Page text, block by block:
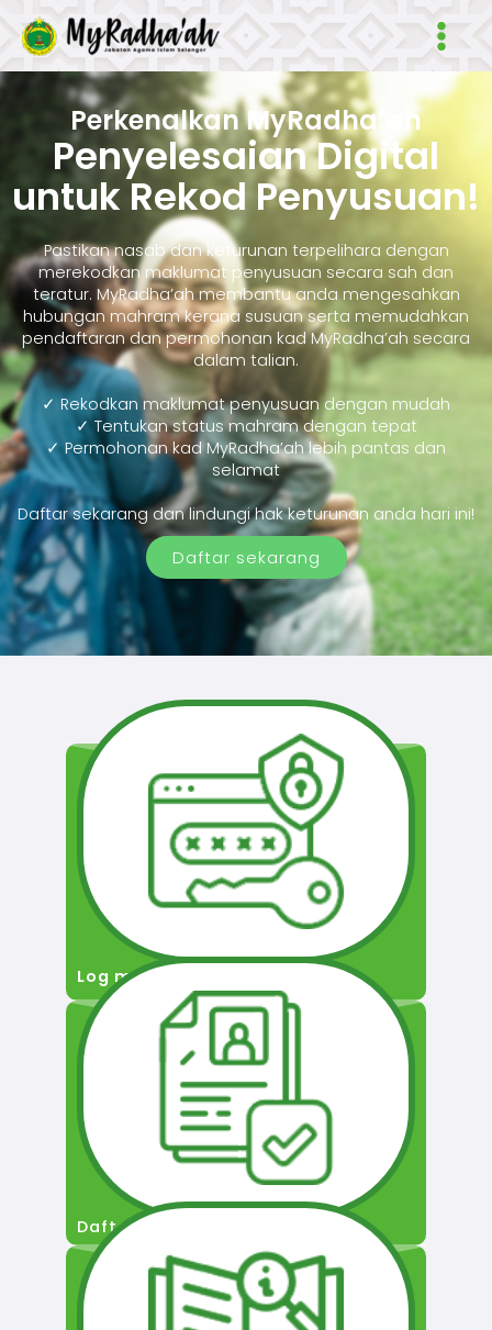
Main
Perkenalkan MyRadha’ah
Penyelesaian Digital
untuk Rekod Penyusuan!
Pastikan nasab dan keturunan terpelihara dengan
merekodkan maklumat penyusuan secara sah dan
teratur. MyRadha’ah membantu anda mengesahkan
hubungan mahram kerana susuan serta memudahkan
pendaftaran dan permohonan kad MyRadha’ah secara
dalam talian.
✓ Rekodkan maklumat penyusuan dengan mudah
✓ Tentukan status mahram dengan tepat
✓ Permohonan kad MyRadha’ah lebih pantas dan
selamat
Daftar sekarang dan lindungi hak keturunan anda hari ini!
Daftar sekarang
Log masuk
Daftar Pengguna